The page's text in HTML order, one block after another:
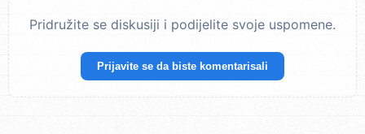
Pridružite se diskusiji i podijelite svoje uspomene.
Prijavite se da biste komentarisali